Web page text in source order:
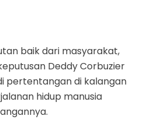
baik dari masyarakat,
Deddy Corbuzier
pertentangan di kalangan
hidup manusia